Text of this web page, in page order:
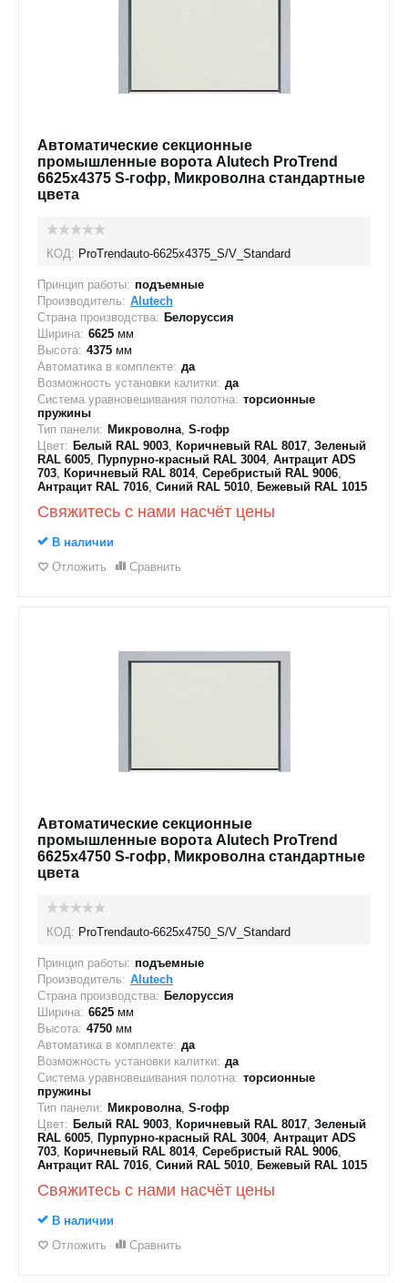
Автоматические секционные
промышленные ворота Alutech ProTrend
6625х4375 S-гофр, Микроволна стандартные
цвета
КОД: ProTrendauto-6625х4375_S/V_Standard
Принцип работы: подъемные
Производитель: Alutech
Страна производства: Белоруссия
Ширина: 6625 мм
Высота: 4375 мм
Автоматика в комплекте: да
Возможность установки калитки: да
Система уравновешивания полотна: торсионные
пружины
Тип панели: Микроволна, S-гофр
Цвет: Белый RAL 9003, Коричневый RAL 8017, Зеленый
RAL 6005, Пурпурно-красный RAL 3004, Антрацит ADS
703, Коричневый RAL 8014, Серебристый RAL 9006,
Антрацит RAL 7016, Синий RAL 5010, Бежевый RAL 1015
Свяжитесь с нами насчёт цены
В наличии
Отложить
Сравнить
Автоматические секционные
промышленные ворота Alutech ProTrend
6625х4750 S-гофр, Микроволна стандартные
цвета
КОД: ProTrendauto-6625х4750_S/V_Standard
Принцип работы: подъемные
Производитель: Alutech
Страна производства: Белоруссия
Ширина: 6625 мм
Высота: 4750 мм
Автоматика в комплекте: да
Возможность установки калитки: да
Система уравновешивания полотна: торсионные
пружины
Тип панели: Микроволна, S-гофр
Цвет: Белый RAL 9003, Коричневый RAL 8017, Зеленый
RAL 6005, Пурпурно-красный RAL 3004, Антрацит ADS
703, Коричневый RAL 8014, Серебристый RAL 9006,
Антрацит RAL 7016, Синий RAL 5010, Бежевый RAL 1015
Свяжитесь с нами насчёт цены
В наличии
Отложить
Сравнить